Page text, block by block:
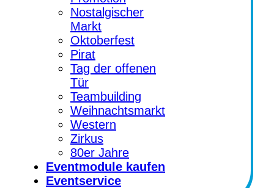
Nostalgischer
Markt
Oktoberfest
Pirat
Tag der offenen
Tür
Teambuilding
Weihnachtsmarkt
Western
Zirkus
80er Jahre
Eventmodule kaufen
Eventservice